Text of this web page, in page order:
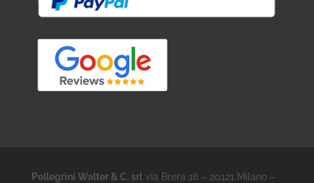
Pellegrini Walter & C. srlvia Brera 16 – 20121 Milano –